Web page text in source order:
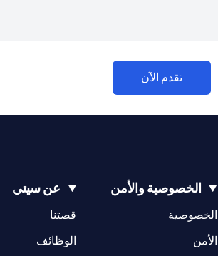
تقدم الآن
الخصوصية والأمن
الخصوصية
الأمن
عن سيتي
قصتنا
(opens in a new tab)
الوظائف
(opens in a new tab)